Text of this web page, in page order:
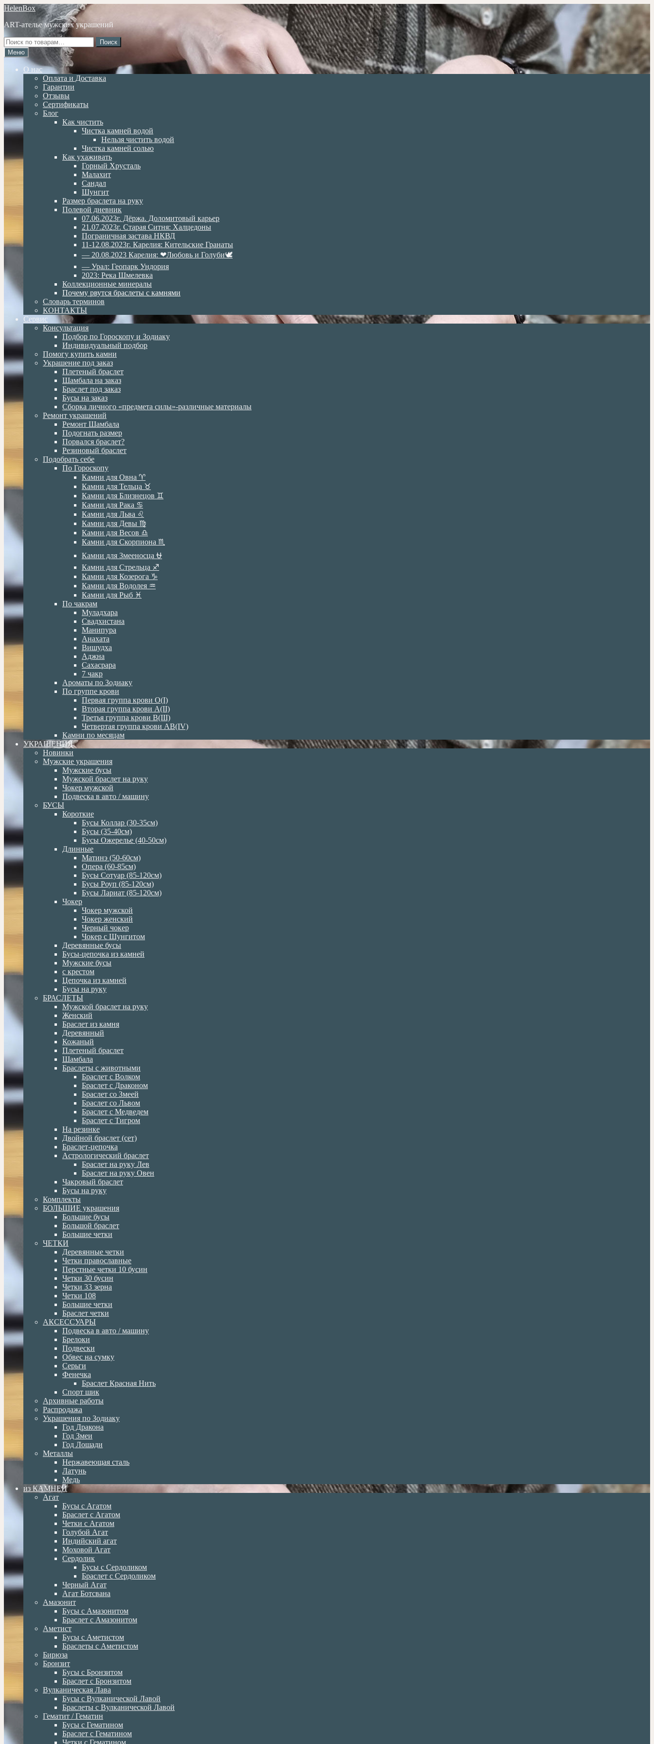
Перейти
навигации
Перейти
содержимому
HelenBox
ART-ателье мужских украшений
Искать:
Поиск
Меню
О нас
Оплата и Доставка
Гарантии
Отзывы
Сертификаты
Блог
Как чистить
Чистка камней водой
Нельзя чистить водой
Чистка камней солью
Как ухаживать
Горный Хрусталь
Малахит
Сандал
Шунгит
Размер браслета на руку
Полевой дневник
07.06.2023г. Дёржа. Доломитовый карьер
21.07.2023г. Старая Ситня: Халцедоны
Пограничная застава НКВД
11-12.08.2023г. Карелия: Кительские Гранаты
— 20.08.2023 Карелия: ❤Любовь и Голуби🕊
— Урал: Геопарк Ундория
2023: Река Шмелевка
Коллекционные минералы
Почему рвутся браслеты с камнями
Словарь терминов
КОНТАКТЫ
Сервис
Консультация
Подбор по Гороскопу и Зодиаку
Индивидуальный подбор
Помогу купить камни
Украшение под заказ
Плетеный браслет
Шамбала на заказ
Браслет под заказ
Бусы на заказ
Сборка личного «предмета силы»-различные материалы
Ремонт украшений
Ремонт Шамбала
Подогнать размер
Порвался браслет?
Резиновый браслет
Подобрать себе
По Гороскопу
Камни для Овна ♈️
Камни для Тельца ♉️
Камни для Близнецов ♊️
Камни для Рака ♋️
Камни для Льва ♌️
Камни для Девы ♍️
Камни для Весов ♎️
Камни для Скорпиона ♏️
Камни для Змееносца ⛎
Камни для Стрельца ♐️
Камни для Козерога ♑️
Камни для Водолея ♒️
Камни для Рыб ♓️
По чакрам
Муладхара
Свадхистана
Манипура
Анахата
Вишудха
Аджна
Сахасрара
7 чакр
Ароматы по Зодиаку
По группе крови
Первая группа крови О(I)
Вторая группа крови А(II)
Третья группа крови В(III)
Четвертая группа крови АВ(IV)
Камни по месяцам
УКРАШЕНИЯ
Новинки
Мужские украшения
Мужские бусы
Мужской браслет на руку
Чокер мужской
Подвеска в авто / машину
БУСЫ
Короткие
Бусы Коллар (30-35см)
Бусы (35-40см)
Бусы Ожерелье (40-50см)
Длинные
Матинэ (50-60см)
Опера (60-85см)
Бусы Сотуар (85-120см)
Бусы Роуп (85-120см)
Бусы Лариат (85-120см)
Чокер
Чокер мужской
Чокер женский
Черный чокер
Чокер с Шунгитом
Деревянные бусы
Бусы-цепочка из камней
Мужские бусы
с крестом
Цепочка из камней
Бусы на руку
БРАСЛЕТЫ
Мужской браслет на руку
Женский
Браслет из камня
Деревянный
Кожаный
Плетеный браслет
Шамбала
Браслеты с животными
Браслет с Волком
Браслет с Драконом
Браслет со Змеей
Браслет со Львом
Браслет с Медведем
Браслет с Тигром
На резинке
Двойной браслет (сет)
Браслет-цепочка
Астрологический браслет
Браслет на руку Лев
Браслет на руку Овен
Чакровый браслет
Бусы на руку
Комплекты
БОЛЬШИЕ украшения
Большие бусы
Большой браслет
Большие четки
ЧЕТКИ
Деревянные четки
Четки православные
Перстные четки 10 бусин
Четки 30 бусин
Четки 33 зерна
Четки 108
Большие четки
Браслет четки
АКСЕССУАРЫ
Подвеска в авто / машину
Брелоки
Подвески
Обвес на сумку
Серьги
Фенечка
Браслет Красная Нить
Спорт шик
Архивные работы
Распродажа
Украшения по Зодиаку
Год Дракона
Год Змеи
Год Лошади
Металлы
Нержавеющая сталь
Латунь
Медь
из КАМНЕЙ
Агат
Бусы с Агатом
Браслет с Агатом
Четки с Агатом
Голубой Агат
Индийский агат
Моховой Агат
Сердолик
Бусы с Сердоликом
Браслет с Сердоликом
Черный Агат
Агат Ботсвана
Амазонит
Бусы с Амазонитом
Браслет с Амазонитом
Аметист
Бусы с Аметистом
Браслеты с Аметистом
Бирюза
Бронзит
Бусы с Бронзитом
Браслет с Бронзитом
Вулканическая Лава
Бусы с Вулканической Лавой
Браслеты с Вулканической Лавой
Гематит / Гематин
Бусы с Гематином
Браслет с Гематином
Четки с Гематином